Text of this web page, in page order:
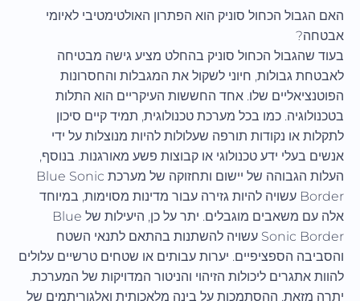
האם הגבול הכחול סוניק הוא הפתרון האולטימטיבי לאיומי
אבטחה?
בעוד שהגבול הכחול סוניק בהחלט מציע גישה מבטיחה
לאבטחת גבולות, חיוני לשקול את המגבלות והחסרונות
הפוטנציאליים שלו. אחד החששות העיקריים הוא התלות
בטכנולוגיה. כמו בכל מערכת טכנולוגית, תמיד קיים סיכון
לתקלות או נקודות תורפה שעלולות להיות מנוצלות על ידי
אנשים בעלי ידע טכנולוגי או קבוצות פשע מאורגנות. בנוסף,
העלות הגבוהה של יישום ותחזוקה של מערכת Blue Sonic
Border עשויה להיות גזירה עבור מדינות מסוימות, במיוחד
אלה עם משאבים מוגבלים. יתר על כן, היעילות של Blue
Sonic Border עשויה להשתנות בהתאם לתנאי השטח
והסביבה הספציפיים. יערות עבותים או שטחים טרשיים עלולים
להוות אתגרים ליכולות הזיהוי והניטור המדויקות של המערכת.
יתרה מזאת, ההסתמכות על בינה מלאכותית ואלגוריתמים של